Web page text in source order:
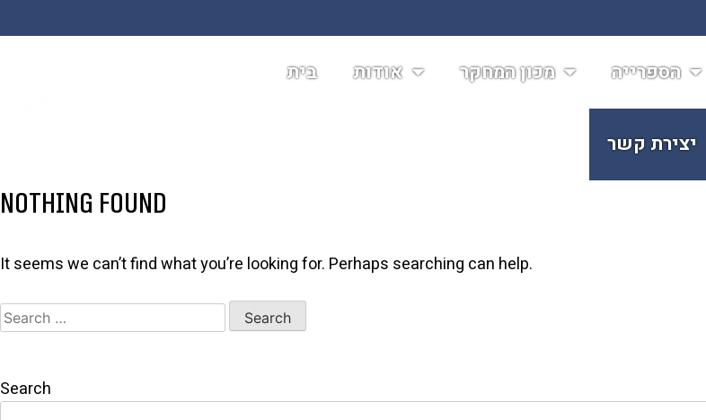
בית אודות מכון המחקר הספרייה
יצירת קשר
Nothing Found
It seems we can’t find what you’re looking for. Perhaps searching can help.
Search